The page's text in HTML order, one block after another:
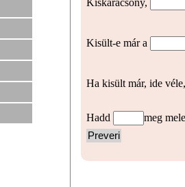
Kiskarácsony,
Kisült-e már a
Ha kisült már, ide véle,
Hadd meg